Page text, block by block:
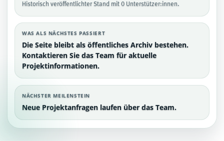
Historisch veröffentlichter Stand mit 0 Unterstützer:innen.
WAS ALS NÄCHSTES PASSIERT
Die Seite bleibt als öffentliches Archiv bestehen.
Kontaktieren Sie das Team für aktuelle
Projektinformationen.
NÄCHSTER MEILENSTEIN
Neue Projektanfragen laufen über das Team.